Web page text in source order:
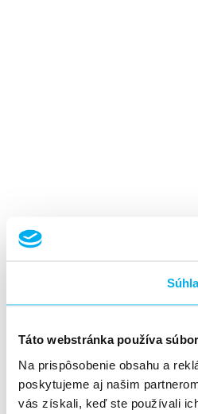
Táto webstránka používa
Na prispôsobenie obsahu a
poskytujeme aj našim
vás získali, keď ste používali